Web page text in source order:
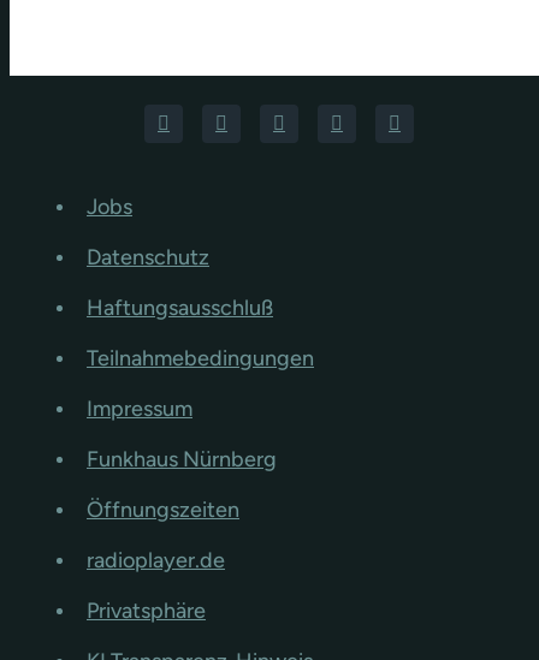
Jobs
Datenschutz
Haftungsausschluß
Teilnahmebedingungen
Impressum
Funkhaus Nürnberg
Öffnungszeiten
radioplayer.de
Privatsphäre